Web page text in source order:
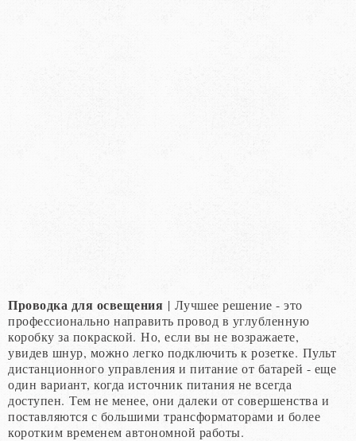
Проводка для освещения | Лучшее решение - это
профессионально направить провод в углубленную
коробку за покраской. Но, если вы не возражаете,
увидев шнур, можно легко подключить к розетке. Пульт
дистанционного управления и питание от батарей - еще
один вариант, когда источник питания не всегда
доступен. Тем не менее, они далеки от совершенства и
поставляются с большими трансформаторами и более
коротким временем автономной работы.